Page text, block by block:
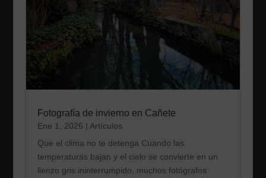
Fotografía de invierno en Cañete
Ene 1, 2026 | Artículos
Que el clima no te detenga Cuando las
temperaturas bajan y el cielo se convierte en un
lienzo gris ininterrumpido, muchos fotógrafos